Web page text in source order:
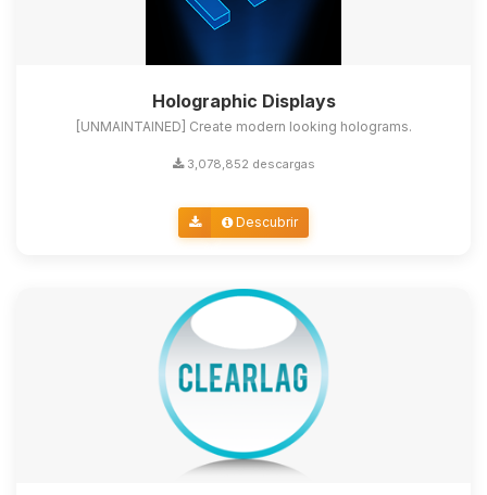
Holographic Displays
[UNMAINTAINED] Create modern looking holograms.
3,078,852 descargas
Descubrir